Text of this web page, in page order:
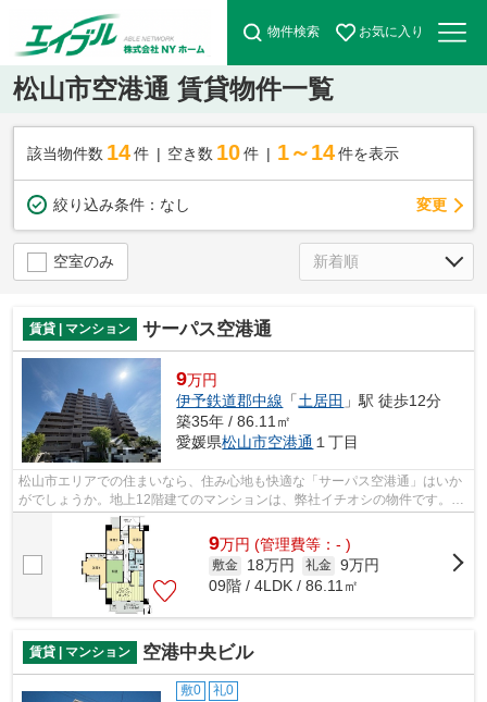
物件検索 お気に入り
松山市空港通 賃貸物件一覧
該当物件数 14件 空き数 10 件 1～14 件を表示
絞り込み条件： なし 変更
空室のみ
賃貸 | マンション サーパス空港通
9万円
伊予鉄道郡中線 「土居田 」駅 徒歩12分
築35年 / 86.11㎡
愛媛県松山市空港通 １丁目
松山市エリアでの住まいなら、住み心地も快適な「サーパス空港通」はいか
がでしょうか。地上12階建てのマンションは、弊社イチオシの物件です。こ
ちらの物件はマンションです。エレベ...
9万円 (管理費等：- )
敷金 18万円 礼金 9万円
09階 / 4LDK / 86.11㎡
賃貸 | マンション 空港中央ビル
敷0 礼0